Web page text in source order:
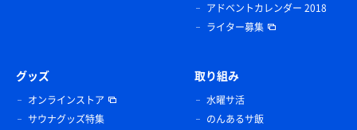
アドベントカレンダー 2018
ライター募集
グッズ
オンラインストア
サウナグッズ特集
取り組み
水曜サ活
のんあるサ飯